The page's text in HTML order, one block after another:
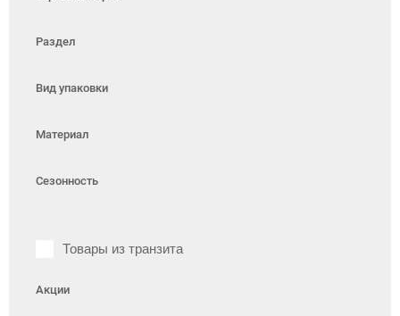
Раздел
Вид упаковки
Материал
Сезонность
Товары из транзита
Акции